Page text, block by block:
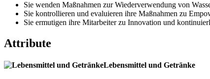
Sie wenden Maßnahmen zur Wiederverwendung von
Sie kontrollieren und evaluieren ihre Maßnahmen zu
Sie ermutigen ihre Mitarbeiter zu Innovation und
Attribute
Lebensmittel und Getränke